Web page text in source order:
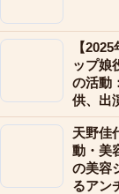
【
ップ娘
の活動
供、出
天野佳
動・美
の美容
るアン